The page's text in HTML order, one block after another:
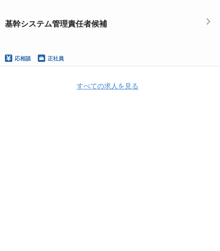
基幹システム管理責任者候補
応相談 正社員
すべての求人を見る